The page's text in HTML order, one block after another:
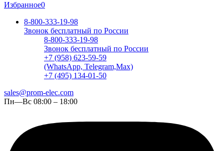
Избранное0
8-800-333-19-98
Звонок бесплатный по России
8-800-333-19-98
Звонок бесплатный по России
+7 (958) 623-59-59
(WhatsApp, Telegram,Max)
+7 (495) 134-01-50
sales@prom-elec.com
Пн—Вс 08:00 – 18:00